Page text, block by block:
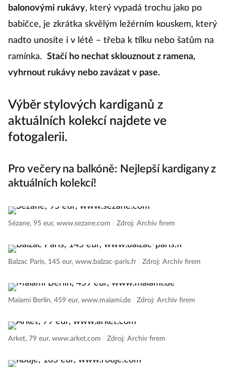
balonovými rukávy, který vypadá trochu jako po
babičce, je zkrátka skvělým ležérním kouskem, který
nadto unosíte i v létě – třeba k tílku nebo šatům na
ramínka. Stačí ho nechat sklouznout z ramena,
vyhrnout rukávy nebo zavázat v pase.
Výběr stylových kardiganů z
aktuálních kolekcí najdete ve
fotogalerii.
Pro večery na balkóně: Nejlepší kardigany z
aktuálních kolekcí!
Sézane, 95 eur, www.sezane.com Zdroj: Archiv firem
Balzac Paris, 145 eur, www.balzac-paris.fr Zdroj: Archiv firem
Maiami Berlin, 459 eur, www.maiami.de Zdroj: Archiv firem
Arket, 79 eur, www.arket.com Zdroj: Archiv firem